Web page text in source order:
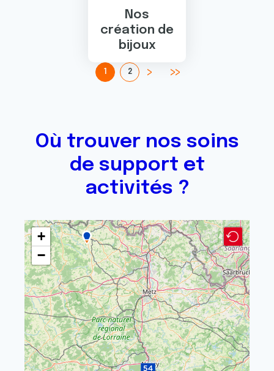
Nos
création de
bijoux
1 2
Où trouver nos soins
de support et
activités ?
+
−